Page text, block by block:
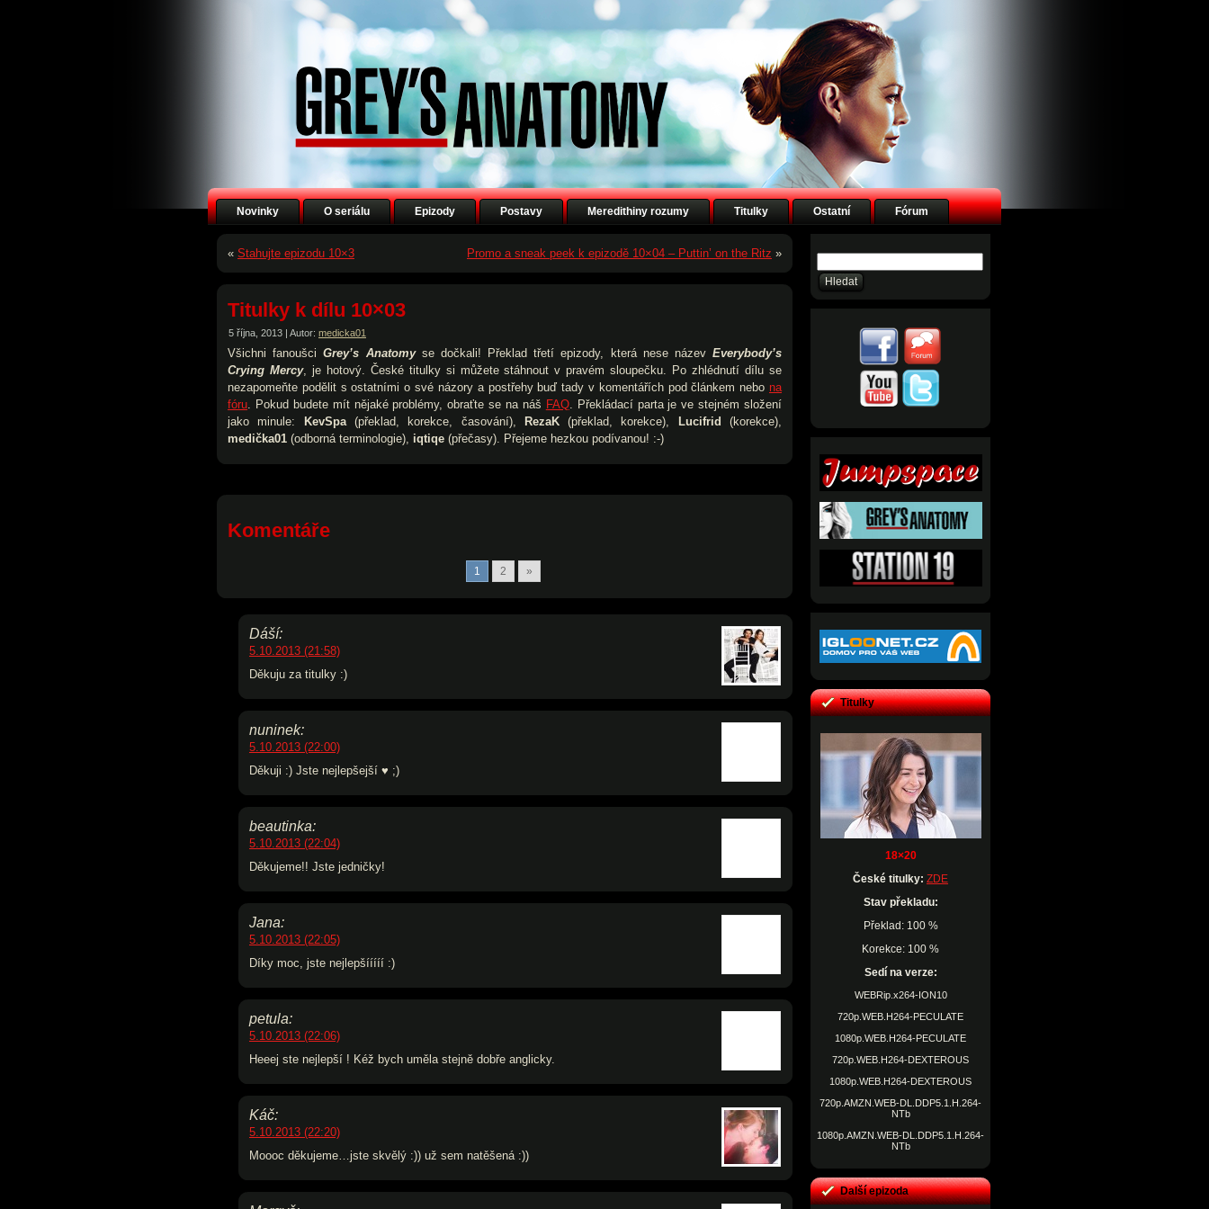
Novinky O seriálu Epizody Postavy Meredithiny rozumy Titulky Ostatní Fórum
« Stahujte epizodu 10×3 Promo a sneak peek k epizodě 10×04 – Puttin’ on the Ritz »
Titulky k dílu 10×03
5 října, 2013 | Autor: medicka01
Všichni fanoušciGrey’s Anatomyse dočkali! Překlad třetí epizody, která nese názevEverybody’s
Crying Mercy, je hotový. České titulky si můžete stáhnout v pravém sloupečku. Po zhlédnutí dílu se
nezapomeňte podělit s ostatními o své názory a postřehy buď tady v komentářích pod článkem nebo na
fóru. Pokud budete mít nějaké problémy, obraťte se na náš FAQ. Překládací parta je ve stejném složení
jako minule:
KevSpa(překlad, korekce, časování), RezaK(překlad, korekce), Lucifrid
(korekce),
medička01 (odborná terminologie), iqtiqe (přečasy). Přejeme hezkou podívanou! :-)
Komentáře
1 2 »
Dáší:
5.10.2013 (21:58)
Děkuju za titulky :)
nuninek:
5.10.2013 (22:00)
Děkuji :) Jste nejlepšejší ♥ ;)
beautinka:
5.10.2013 (22:04)
Děkujeme!! Jste jedničky!
Jana:
5.10.2013 (22:05)
Díky moc, jste nejlepšííííí :)
petula:
5.10.2013 (22:06)
Heeej ste nejlepší ! Kéž bych uměla stejně dobře anglicky.
Káč:
5.10.2013 (22:20)
Moooc děkujeme…jste skvělý :)) už sem natěšená :))
Titulky
18×20
České titulky: ZDE
Stav překladu:
Překlad: 100 %
Korekce: 100 %
Sedí na verze:
WEBRip.x264-ION10
720p.WEB.H264-PECULATE
1080p.WEB.H264-PECULATE
720p.WEB.H264-DEXTEROUS
1080p.WEB.H264-DEXTEROUS
720p.AMZN.WEB-DL.DDP5.1.H.264-
NTb
1080p.AMZN.WEB-DL.DDP5.1.H.264-
NTb
Další epizoda